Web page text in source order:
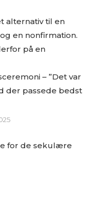
alternativ til en
en nonfirmation.
på en
– ”Det var
der passede bedst
for de sekulære